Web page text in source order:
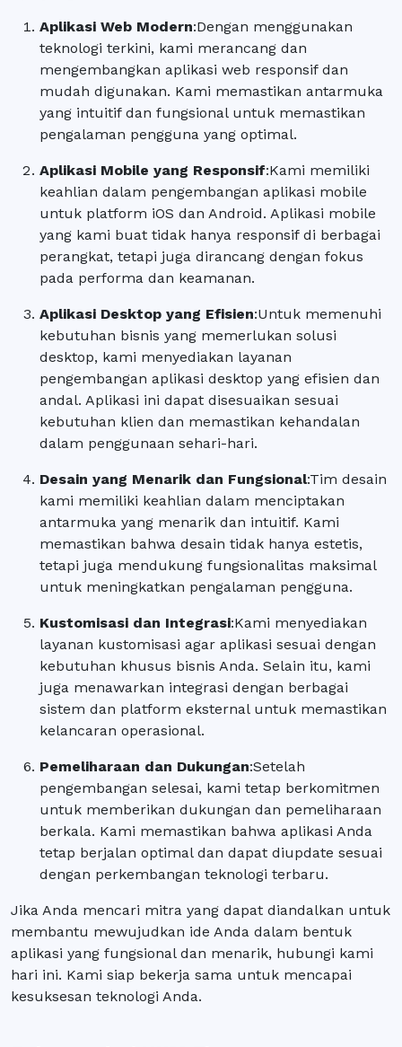
Aplikasi Web Modern:Dengan menggunakan
teknologi terkini, kami merancang dan
mengembangkan aplikasi web responsif dan
mudah digunakan. Kami memastikan antarmuka
yang intuitif dan fungsional untuk memastikan
pengalaman pengguna yang optimal.
Aplikasi Mobile yang Responsif:Kami memiliki
keahlian dalam pengembangan aplikasi mobile
untuk platform iOS dan Android. Aplikasi mobile
yang kami buat tidak hanya responsif di berbagai
perangkat, tetapi juga dirancang dengan fokus
pada performa dan keamanan.
Aplikasi Desktop yang Efisien:Untuk memenuhi
kebutuhan bisnis yang memerlukan solusi
desktop, kami menyediakan layanan
pengembangan aplikasi desktop yang efisien dan
andal. Aplikasi ini dapat disesuaikan sesuai
kebutuhan klien dan memastikan kehandalan
dalam penggunaan sehari-hari.
Desain yang Menarik dan Fungsional:Tim desain
kami memiliki keahlian dalam menciptakan
antarmuka yang menarik dan intuitif. Kami
memastikan bahwa desain tidak hanya estetis,
tetapi juga mendukung fungsionalitas maksimal
untuk meningkatkan pengalaman pengguna.
Kustomisasi dan Integrasi:Kami menyediakan
layanan kustomisasi agar aplikasi sesuai dengan
kebutuhan khusus bisnis Anda. Selain itu, kami
juga menawarkan integrasi dengan berbagai
sistem dan platform eksternal untuk memastikan
kelancaran operasional.
Pemeliharaan dan Dukungan:Setelah
pengembangan selesai, kami tetap berkomitmen
untuk memberikan dukungan dan pemeliharaan
berkala. Kami memastikan bahwa aplikasi Anda
tetap berjalan optimal dan dapat diupdate sesuai
dengan perkembangan teknologi terbaru.
Jika Anda mencari mitra yang dapat diandalkan untuk
membantu mewujudkan ide Anda dalam bentuk
aplikasi yang fungsional dan menarik, hubungi kami
hari ini. Kami siap bekerja sama untuk mencapai
kesuksesan teknologi Anda.